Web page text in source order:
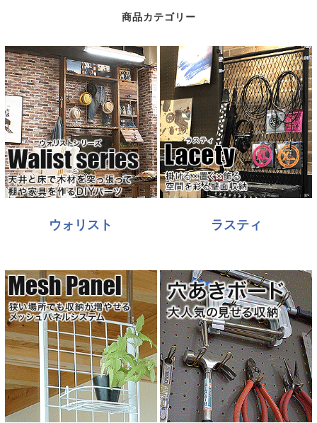
商品カテゴリー
ウォリスト ラスティ